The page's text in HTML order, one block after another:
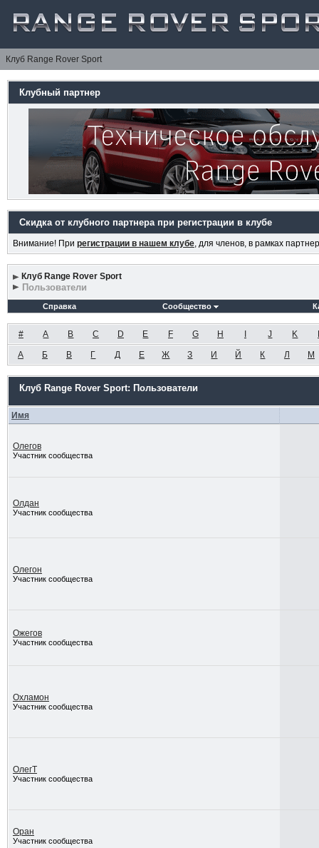
Клуб Range Rover Sport
Клубный партнер
Скидка от клубного партнера при регистрации в клубе
Внимание! При регистрации в нашем клубе, для членов, в рамках
Клуб Range Rover Sport
Пользователи
Справка Сообщество
# A B C D E F G H J K
А Б В Г Д Е Ж З И Й К Л М
Клуб Range Rover Sport: Пользователи
Имя
Олегов
Участник сообщества
Олдан
Участник сообщества
Олегон
Участник сообщества
Ожегов
Участник сообщества
Охламон
Участник сообщества
ОлегТ
Участник сообщества
Оран
Участник сообщества